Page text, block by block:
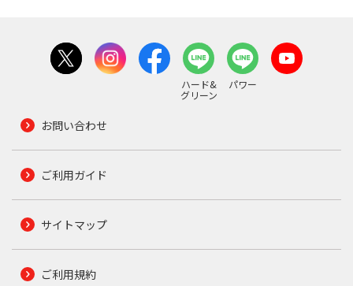
ハード&
グリーン
パワー
お問い合わせ
ご利用ガイド
サイトマップ
ご利用規約